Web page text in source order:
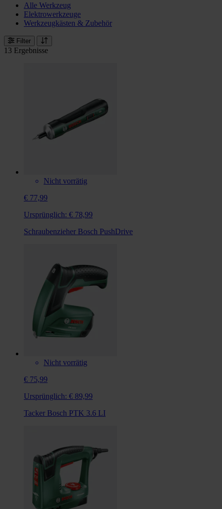
Alle Werkzeug
Elektrowerkzeuge
Werkzeugkästen & Zubehör
Filter
13 Ergebnisse
Nicht vorrätig
€ 77,99
Ursprünglich: € 78,99
Schraubenzieher Bosch PushDrive
Nicht vorrätig
€ 75,99
Ursprünglich: € 89,99
Tacker Bosch PTK 3.6 LI